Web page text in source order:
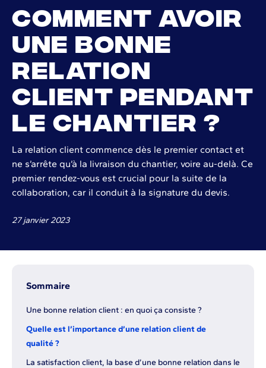
Comment avoir
une bonne
relation
client pendant
le chantier ?
La relation client commence dès le premier contact et
ne s’arrête qu’à la livraison du chantier, voire au-delà. Ce
premier rendez-vous est crucial pour la suite de la
collaboration, car il conduit à la signature du devis.
27 janvier 2023
Sommaire
Une bonne relation client : en quoi ça consiste ?
Quelle est l’importance d’une relation client de
qualité ?
La satisfaction client, la base d’une bonne relation dans le